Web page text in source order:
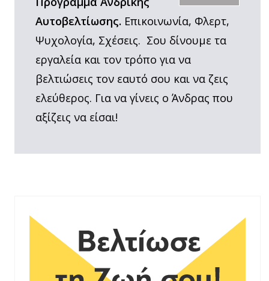
Αυτοβελτίωσης. Επικοινωνία, Φλερτ,
Ψυχολογία, Σχέσεις. Σου δίνουμε τα
εργαλεία και τον τρόπο για να
βελτιώσεις τον εαυτό σου και να ζεις
ελεύθερος. Για να γίνεις ο Άνδρας που
αξίζεις να είσαι!